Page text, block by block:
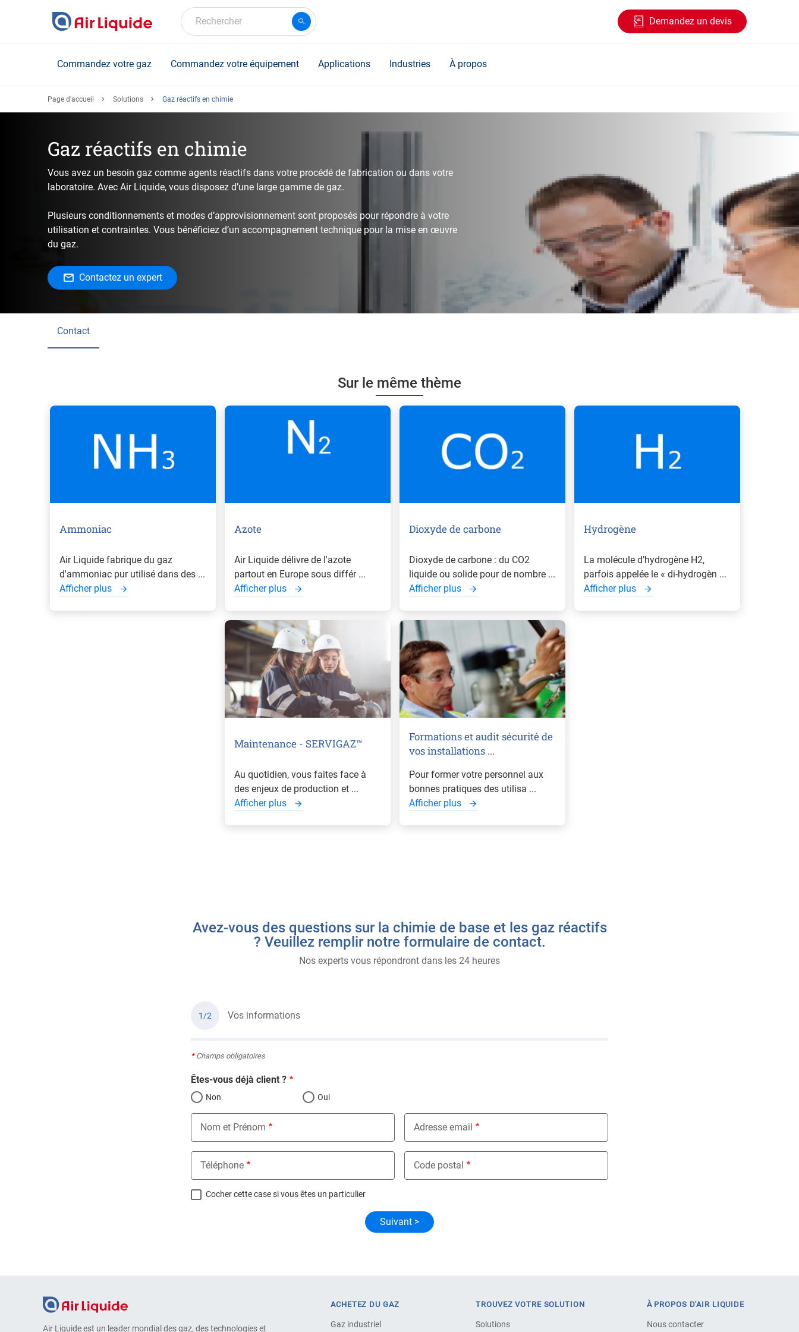
Rechercher Demandez un devis
Commandez votre gaz Commandez votre équipement Applications Industries À propos
Page d'accueil Solutions Gaz réactifs en chimie
Gaz réactifs en chimie
Vous avez un besoin gaz comme agents réactifs dans votre procédé de fabrication ou dans votre
laboratoire. Avec Air Liquide, vous disposez d’une large gamme de gaz.
Plusieurs conditionnements et modes d’approvisionnement sont proposés pour répondre à votre
utilisation et contraintes. Vous bénéficiez d’un accompagnement technique pour la mise en œuvre
du gaz.
Contactez un expert
Contact
Sur le même thème
Ammoniac
Air Liquide fabrique du gaz
d'ammoniac pur utilisé dans des ...
Afficher plus
Azote
Air Liquide délivre de l'azote
partout en Europe sous différ ...
Afficher plus
Dioxyde de carbone
Dioxyde de carbone : du CO2
liquide ou solide pour de nombre ...
Afficher plus
Hydrogène
La molécule d’hydrogène H2,
parfois appelée le « di-hydrogèn ...
Afficher plus
Maintenance - SERVIGAZ™
Au quotidien, vous faites face à
des enjeux de production et ...
Afficher plus
Formations et audit sécurité de
vos installations ...
Pour former votre personnel aux
bonnes pratiques des utilisa ...
Afficher plus
Avez-vous des questions sur la chimie de base et les gaz réactifs
? Veuillez remplir notre formulaire de contact.
Nos experts vous répondront dans les 24 heures
1/2 Vos informations
*Champs obligatoires
Êtes-vous déjà client ?
Non Oui
Nom et Prénom Adresse email
Téléphone Code postal
Cocher cette case si vous êtes un particulier
Air Liquide est un leader mondial des gaz, des technologies et
ACHETEZ DU GAZ
Gaz industriel
TROUVEZ VOTRE SOLUTION
Solutions
À PROPOS D'AIR LIQUIDE
Nous contacter